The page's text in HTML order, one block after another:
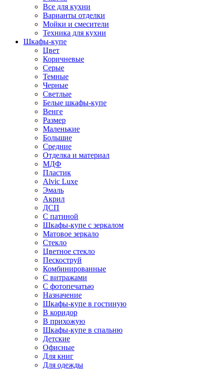
Все для кухни
Варианты отделки
Мойки и смесители
Техника для кухни
Шкафы-купе
Цвет
Коричневые
Серые
Темные
Черные
Светлые
Белые шкафы-купе
Венге
Размер
Маленькие
Большие
Средние
Отделка и материал
МДФ
Пластик
Alvic Luxe
Эмаль
Акрил
ДСП
С патиной
Шкафы-купе с зеркалом
Матовое зеркало
Стекло
Цветное стекло
Пескоструй
Комбинированные
С витражами
С фотопечатью
Назначение
Шкафы-купе в гостиную
В коридор
В прихожую
Шкафы-купе в спальню
Детские
Офисные
Для книг
Для одежды